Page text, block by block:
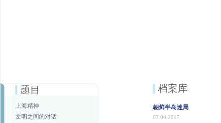
题目
上海精神
文明之间的对话
档案库
朝鲜半岛迷局
07.06.2017